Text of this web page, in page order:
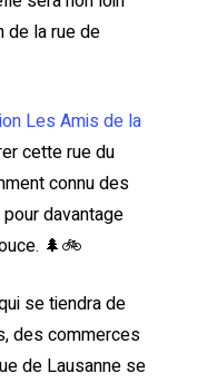
de la rue de
Les Amis de la
cette rue du
connu des
davantage
🌲🚲
se tiendra de
des commerces
de Lausanne se